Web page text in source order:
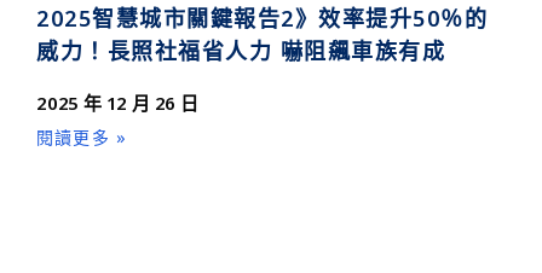
2025智慧城市關鍵報告2》效率提升50％的
威力！長照社福省人力 嚇阻飆車族有成
2025 年 12 月 26 日
閱讀更多 »